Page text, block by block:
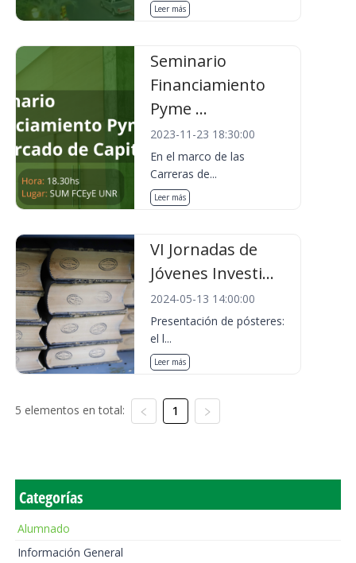
Leer más
Seminario
Financiamiento
Pyme ...
2023-11-23 18:30:00
En el marco de las
Carreras de...
Leer más
VI Jornadas de
Jóvenes Investi...
2024-05-13 14:00:00
Presentación de pósteres:
el l...
Leer más
5 elementos en total: 1
Categorías
Alumnado
Información General